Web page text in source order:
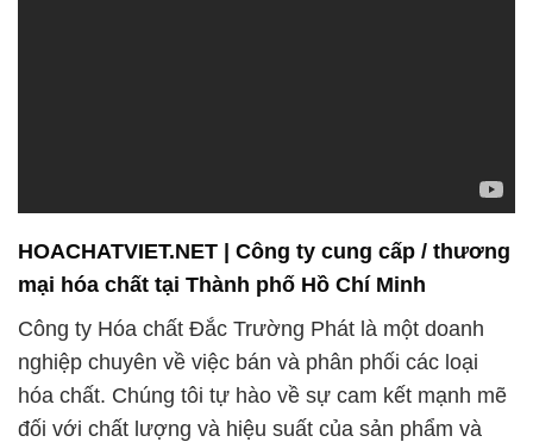
HOACHATVIET.NET | Công ty cung cấp / thương
mại hóa chất tại Thành phố Hồ Chí Minh
Công ty Hóa chất Đắc Trường Phát là một doanh
nghiệp chuyên về việc bán và phân phối các loại
hóa chất. Chúng tôi tự hào về sự cam kết mạnh mẽ
đối với chất lượng và hiệu suất của sản phẩm và